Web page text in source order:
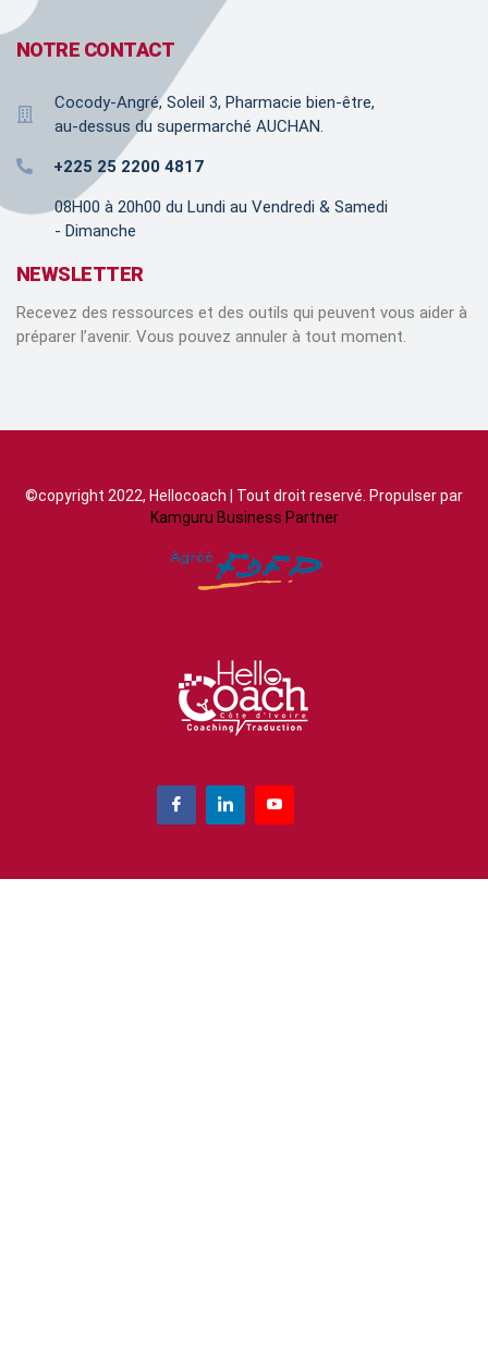
NOTRE CONTACT
Cocody-Angré, Soleil 3, Pharmacie bien-être,
au-dessus du supermarché AUCHAN.
+225 25 2200 4817
08H00 à 20h00 du Lundi au Vendredi & Samedi
- Dimanche
NEWSLETTER
Recevez des ressources et des outils qui peuvent vous aider à
préparer l’avenir. Vous pouvez annuler à tout moment.
©copyright 2022, Hellocoach | Tout droit reservé. Propulser par
Kamguru Business Partner